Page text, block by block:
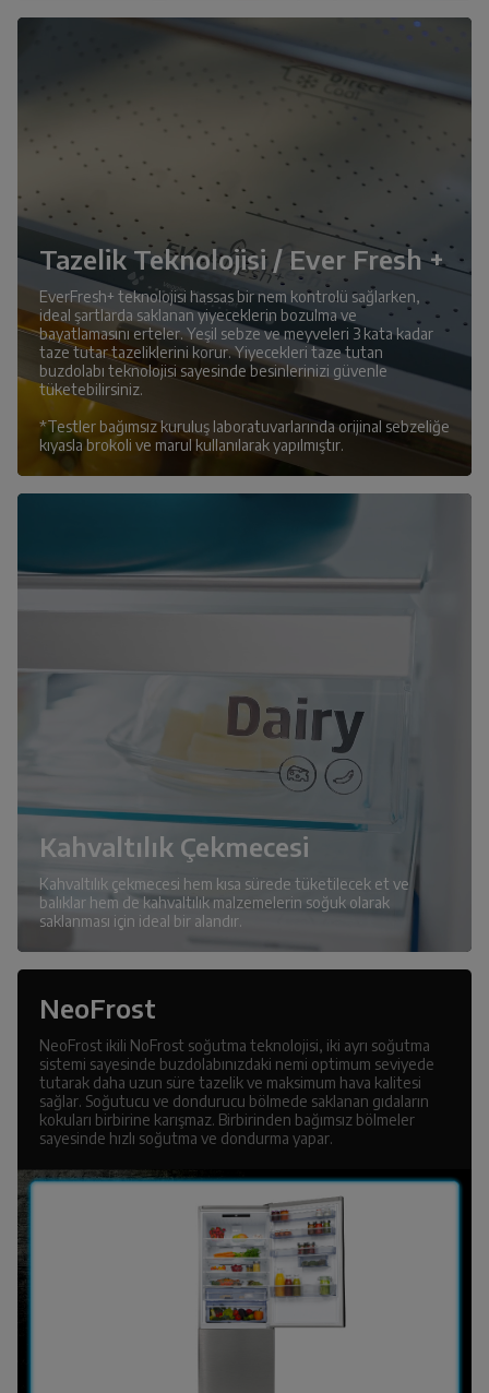
Tazelik Teknolojisi / Ever Fresh +
EverFresh+ teknolojisi hassas bir nem kontrolü sağlarken,
ideal şartlarda saklanan yiyeceklerin bozulma ve
bayatlamasını erteler. Yeşil sebze ve meyveleri 3 kata kadar
taze tutar tazeliklerini korur. Yiyecekleri taze tutan
buzdolabı teknolojisi sayesinde besinlerinizi güvenle
tüketebilirsiniz.
*Testler bağımsız kuruluş laboratuvarlarında orijinal sebzeliğe
kıyasla brokoli ve marul kullanılarak yapılmıştır.
Kahvaltılık Çekmecesi
Kahvaltılık çekmecesi hem kısa sürede tüketilecek et ve
balıklar hem de kahvaltılık malzemelerin soğuk olarak
saklanması için ideal bir alandır.
NeoFrost
NeoFrost ikili NoFrost soğutma teknolojisi, iki ayrı soğutma
sistemi sayesinde buzdolabınızdaki nemi optimum seviyede
tutarak daha uzun süre tazelik ve maksimum hava kalitesi
sağlar. Soğutucu ve dondurucu bölmede saklanan gıdaların
kokuları birbirine karışmaz. Birbirinden bağımsız bölmeler
sayesinde hızlı soğutma ve dondurma yapar.